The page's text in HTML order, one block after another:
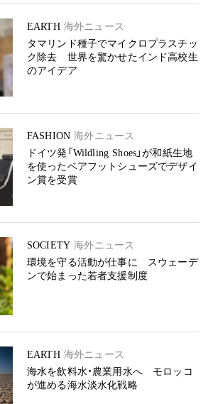
EARTH 海外ニュース
タマリンド種子でマイクロプラスチッ
ク除去 世界を驚かせたインド高校生
のアイデア
FASHION 海外ニュース
ドイツ発「Wildling Shoes」が和紙生地
を使ったベアフットシューズでデザイ
ン賞を受賞
SOCIETY 海外ニュース
環境を守る活動が仕事に スウェーデ
ンで始まった若者支援制度
EARTH 海外ニュース
海水を飲料水・農業用水へ モロッコ
が進める海水淡水化戦略